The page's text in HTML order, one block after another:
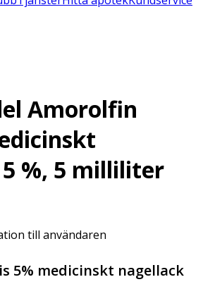
Amorolfin
%, 5 milliliter
till användaren
5% medicinskt nagellack